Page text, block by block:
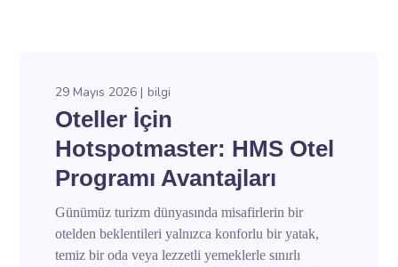
29 Mayıs 2026 bilgi
Oteller İçin
Hotspotmaster: HMS Otel
Programı Avantajları
Günümüz turizm dünyasında misafirlerin bir
otelden beklentileri yalnızca konforlu bir yatak,
temiz bir oda veya lezzetli yemeklerle sınırlı